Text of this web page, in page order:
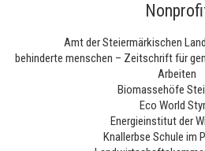
Amt der Steiermärkischen
behinderte menschen – Zeitschrift für
Arbeiten
Biomassehöfe
Eco World
Energieinstitut der
Knallerbse Schule im